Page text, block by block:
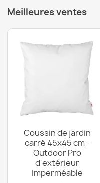
33,90 €
Meilleures ventes
Coussin de jardin
carré 45x45 cm -
Outdoor Pro
d'extérieur
Imperméable